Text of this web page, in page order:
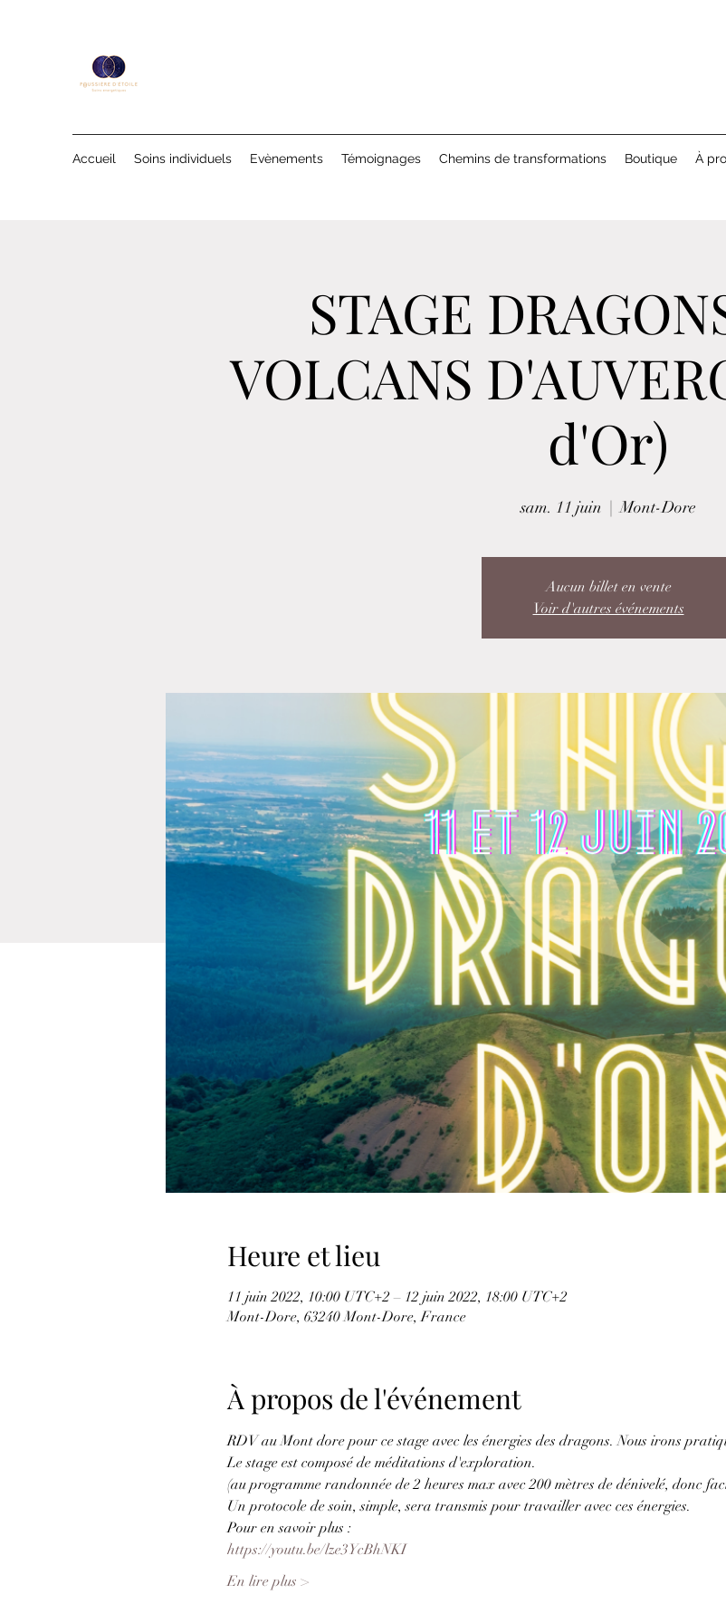
Accueil Soins individuels Evènements Témoignages Chemins de transformations Boutique À
STAGE
VOLCANS
d'Or)
sam. 11 juin
  |
Mont-Dore
Aucun billet en vente
Voir d'autres événements
Heure et lieu
11 juin 2022, 10:00 UTC+2 – 12 juin 2022, 18:00 UTC+2
Mont-Dore, 63240 Mont-Dore, France
À propos de l'événement
RDV au Mont dore pour ce stage avec les énergies des dragons. Nous irons
Le stage est composé de méditations d'exploration.
(au programme randonnée de 2 heures max avec 200 mètres de dénivelé, donc
Un protocole de soin, simple, sera transmis pour travailler avec ces énergies.
Pour en savoir plus :
https://youtu.be/lze3YcBhNKI
En lire plus >